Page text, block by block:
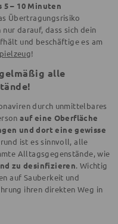
– 10 Minuten
Übertragungsrisiko
darauf, dass sich dein
und beschäftige es am
!
alle
durch unmittelbares
auf eine Oberfläche
und dort eine gewisse
ist es sinnvoll, alle
Alltagsgegenstände, wie
zu desinfizieren. Wichtig
auf Sauberkeit und
ihren direkten Weg in